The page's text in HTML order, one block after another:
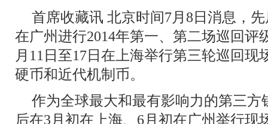
首席收藏讯 北京时间7月8日消息，
在广州进行2014年第一、第二场巡回评
月11日至17日在上海举行第三轮巡回
硬币和近代机制币。
作为全球最大和最有影响力的第三方
后在3月初在上海、6月初在广州举行现